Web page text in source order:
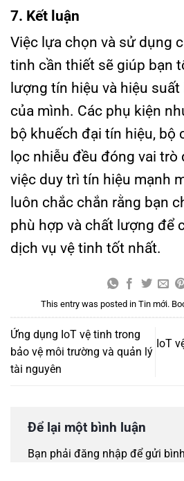
7. Kết luận
Việc lựa chọn và sử dụng
tinh cần thiết sẽ giúp bạn
lượng tín hiệu và hiệu
của mình. Các phụ kiện
bộ khuếch đại tín hiệu, bộ
lọc nhiễu đều đóng vai
việc duy trì tín hiệu mạnh
luôn chắc chắn rằng bạn
phù hợp và chất lượng để
dịch vụ vệ tinh tốt nhất.
This entry was posted in Tin mới.
Ứng dụng IoT vệ tinh trong
bảo vệ môi trường và quản lý
tài nguyên
IoT
Để lại một bình luận
Bạn phải đăng nhập để gửi